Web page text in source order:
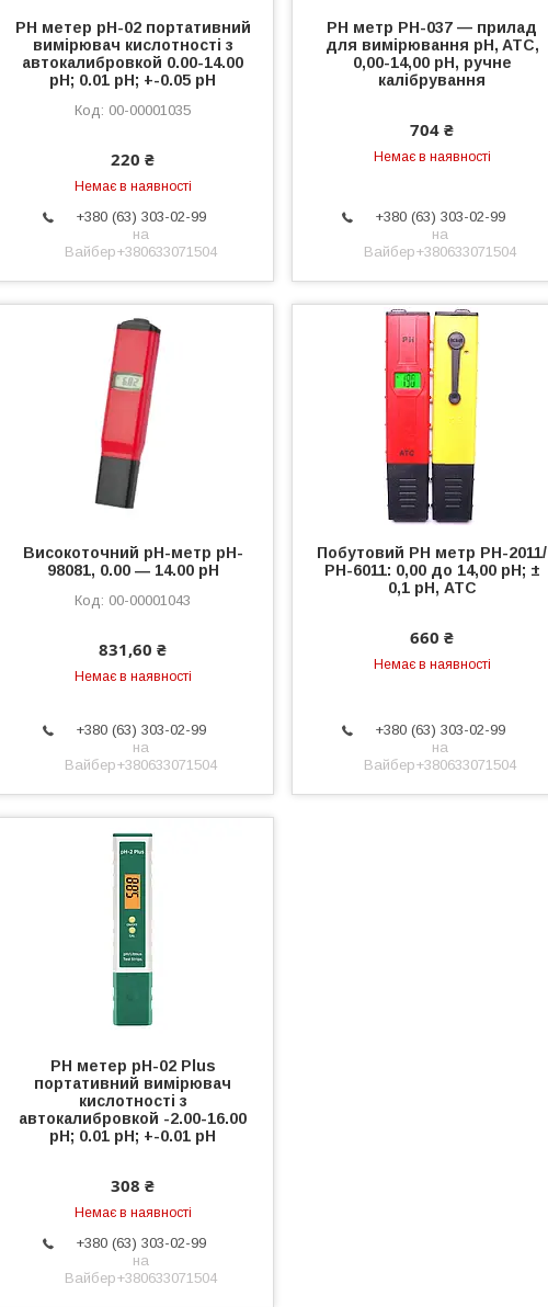
РН метер рН-02 портативний
вимірювач кислотності з
автокалибровкой 0.00-14.00
рН; 0.01 рН; +-0.05 рН
00-00001035
220 ₴
Немає в наявності
+380 (63) 303-02-99
на
Вайбер+380633071504
PH метр PH-037 — прилад
для вимірювання pH, ATC,
0,00-14,00 рН, ручне
калібрування
704 ₴
Немає в наявності
+380 (63) 303-02-99
на
Вайбер+380633071504
Високоточний pH-метр pH-
98081, 0.00 ― 14.00 pH
00-00001043
831,60 ₴
Немає в наявності
+380 (63) 303-02-99
на
Вайбер+380633071504
Побутовий PH метр PH-2011/
РН-6011: 0,00 до 14,00 рН; ±
0,1 рН, АТС
660 ₴
Немає в наявності
+380 (63) 303-02-99
на
Вайбер+380633071504
РН метер рН-02 Plus
портативний вимірювач
кислотності з
автокалибровкой -2.00-16.00
рН; 0.01 рН; +-0.01 рН
308 ₴
Немає в наявності
+380 (63) 303-02-99
на
Вайбер+380633071504